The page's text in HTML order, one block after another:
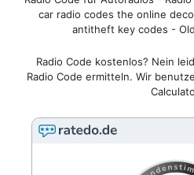
car radio codes the online
antitheft key codes -
Radio Code kostenlos? Nein
Radio Code ermitteln. Wir